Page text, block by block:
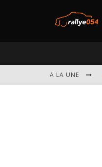
A LA UNE